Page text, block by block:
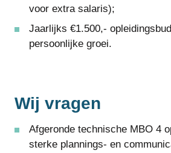
voor extra salaris);
Jaarlijks €1.500,-
persoonlijke groei.
Wij vragen
Afgeronde technische MBO 4
sterke plannings- en